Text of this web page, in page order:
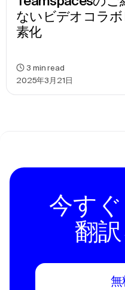
ないビデオコラ
素化
2025年3月21日
3 min read
今す
翻
無